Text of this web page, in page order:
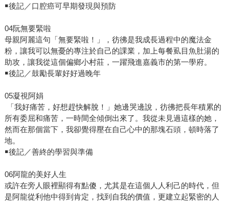
￭後記／口腔癌可早期發現與預防
04阮無要緊啦
母親阿麗這句「無要緊啦！」，彷彿是我成長過程中的魔法金
粉，讓我可以無憂的專注於自己的課業，加上每餐虱目魚肚湯的
助攻，讓我從這個偏鄉小村莊，一躍飛進嘉義市的第一學府。
￭後記／鼓勵長輩好好過晚年
05凝視阿娟
「我好痛苦，好想趕快解脫！」她邊哭邊說，彷彿把長年積累的
所有委屈和痛苦，一時間全傾倒出來了。我從未見過這樣的她，
然而在那個當下，我卻覺得壓在自己心中的那塊石頭，頓時落了
地。
￭後記／善終的學習與準備
06阿龍的美好人生
或許在旁人眼裡顯得有點傻，尤其是在這個人人利己的時代，但
是阿龍從利他中得到肯定，找到自我的價值，更建立起緊密的人